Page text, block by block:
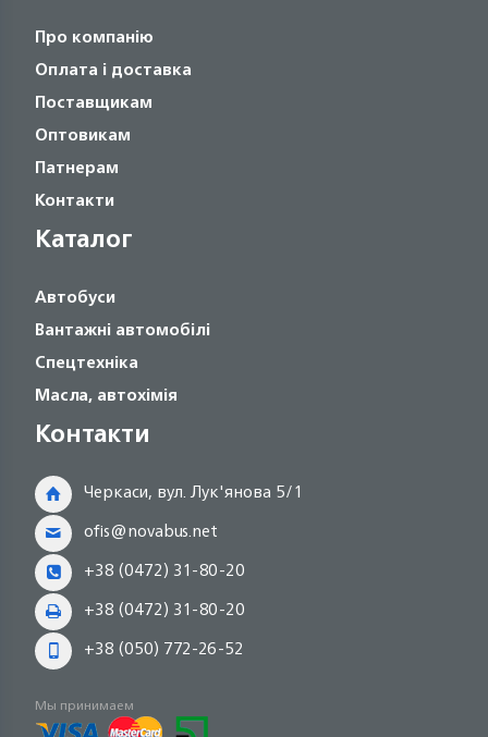
Про компанію
Оплата і доставка
Поставщикам
Оптовикам
Патнерам
Контакти
Каталог
Автобуси
Вантажні автомобілі
Спецтехніка
Масла, автохімія
Контакти
Черкаси, вул. Лук'янова 5/1
ofis@novabus.net
+38 (0472) 31-80-20
+38 (0472) 31-80-20
+38 (050) 772-26-52
Мы принимаем